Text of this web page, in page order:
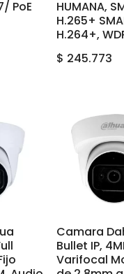
PoE
HUMANA,
H.265+
H.264+,
$ 245.773
Camara
Bullet IP,
Varifocal